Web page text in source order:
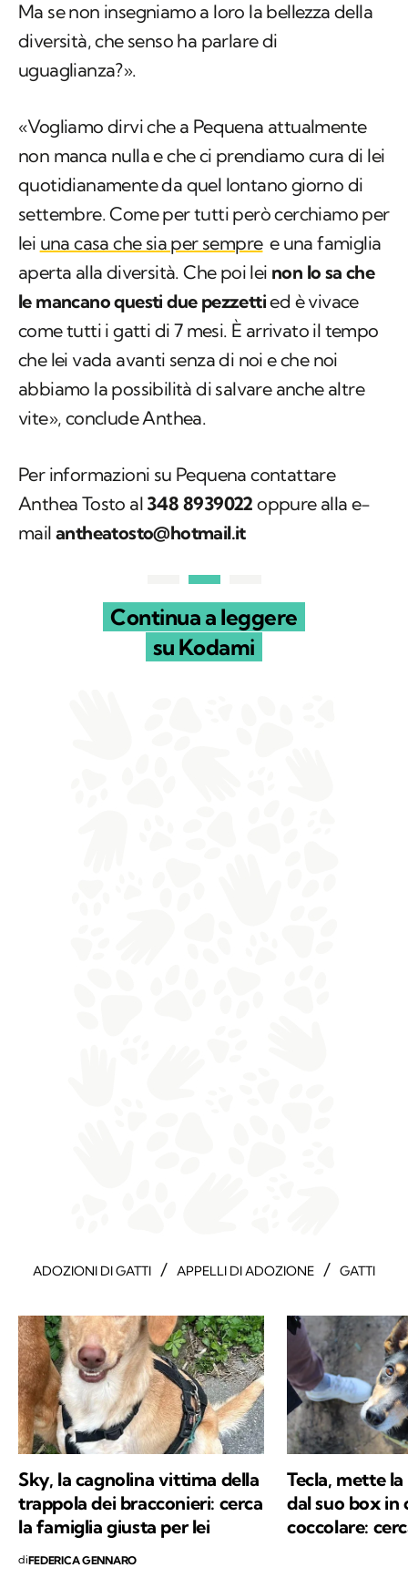
Ma se non insegniamo a loro la bellezza della
diversità, che senso ha parlare di
uguaglianza?».
«Vogliamo dirvi che a Pequena attualmente
non manca nulla e che ci prendiamo cura di lei
quotidianamente da quel lontano giorno di
settembre. Come per tutti però cerchiamo per
lei una casa che sia per sempre e una famiglia
aperta alla diversità. Che poi lei non lo sa che
le mancano questi due pezzettied è vivace
come tutti i gatti di 7 mesi. È arrivato il tempo
che lei vada avanti senza di noi e che noi
abbiamo la possibilità di salvare anche altre
vite», conclude Anthea.
Per informazioni su Pequena contattare
Anthea Tosto al 348 8939022 oppure alla e-
mailantheatosto@hotmail.it
Continua a leggere
su Kodami
ADOZIONI DI GATTI / APPELLI DI ADOZIONE / GATTI
Sky, la cagnolina vittima della
trappola dei bracconieri: cerca
la famiglia giusta per lei
diFEDERICA GENNARO
Tecla, mette
dal suo box in
coccolare: